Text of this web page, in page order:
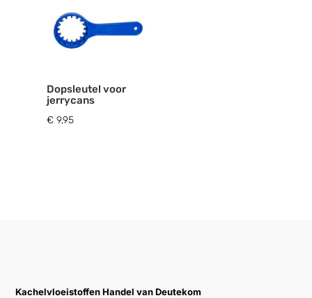
Dopsleutel voor
jerrycans
€ 9,95
Kachelvloeistoffen Handel van Deutekom